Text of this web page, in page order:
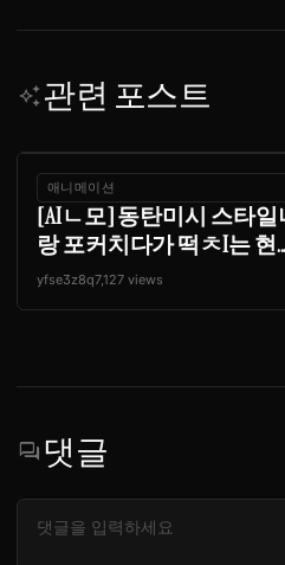
auto_awesome관련 포스트
애니메이션
[AIㄴ모] 동탄미시 스타일
랑 포커치다가 떡ㅊI는 현...
yfse3z8q7,127 views
forum댓글